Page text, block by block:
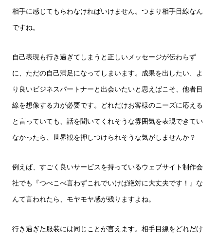
相手に感じてもらわなければいけません。つまり相手目線なん
ですね。
自己表現も行き過ぎてしまうと正しいメッセージが伝わらず
に、ただの自己満足になってしまいます。成果を出したい、よ
り良いビジネスパートナーと出会いたいと思えばこそ、他者目
線を想像する力が必要です。どれだけお客様のニーズに応える
と言っていても、話を聞いてくれそうな雰囲気を表現できてい
なかったら、世界観を押しつけられそうな気がしませんか？
例えば、すごく良いサービスを持っているウェブサイト制作会
社でも『つべこべ言わずこれでいけば絶対に大丈夫です！』な
んて言われたら、モヤモヤ感が残りますよね。
行き過ぎた服装には同じことが言えます。相手目線をどれだけ